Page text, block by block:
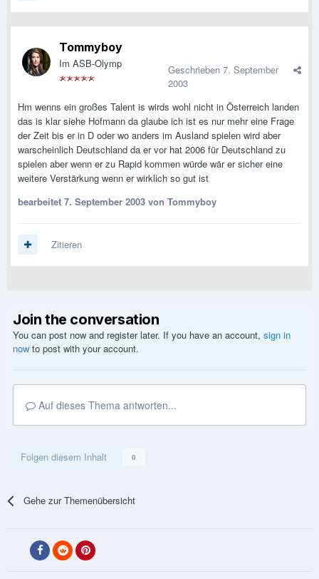
Tommyboy
Im ASB-Olymp Geschrieben 7. September
2003
Hm wenns ein großes Talent is wirds wohl nicht in Österreich landen
das is klar siehe Hofmann da glaube ich ist es nur mehr eine Frage
der Zeit bis er in D oder wo anders im Ausland spielen wird aber
warscheinlich Deutschland da er vor hat 2006 für Deutschland zu
spielen aber wenn er zu Rapid kommen würde wär er sicher eine
weitere Verstärkung wenn er wirklich so gut ist
bearbeitet 7. September 2003 von Tommyboy
Zitieren
Join the conversation
You can post now and register later. If you have an account, sign in
now to post with your account.
Auf dieses Thema antworten...
Folgen diesem Inhalt 0
Gehe zur Themenübersicht